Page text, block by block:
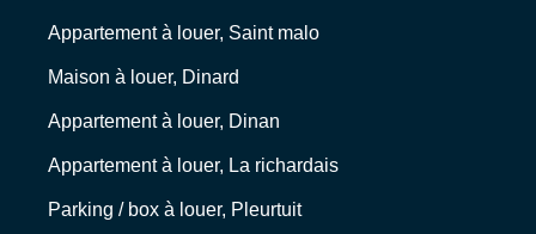
Appartement à louer, Saint malo
Maison à louer, Dinard
Appartement à louer, Dinan
Appartement à louer, La richardais
Parking / box à louer, Pleurtuit